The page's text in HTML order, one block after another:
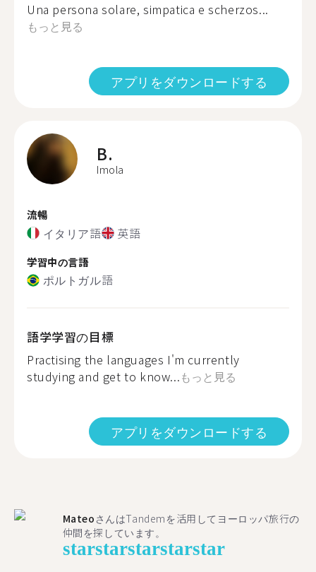
Una persona solare, simpatica e scherzos...
もっと見る
アプリをダウンロードする
B.
Imola
流暢
イタリア語 英語
学習中の言語
ポルトガル語
語学学習の目標
Practising the languages I'm currently
studying and get to know...もっと見る
アプリをダウンロードする
Mateo さんはTandemを活用してヨーロッパ旅行の
仲間を探しています。
starstarstarstarstar